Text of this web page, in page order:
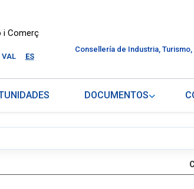
i Comerç
VAL ES
Consellería de Industria,
DOCUMENTOS